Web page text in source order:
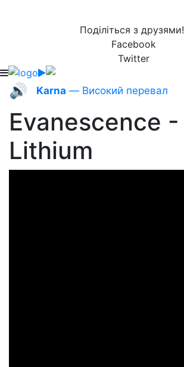
Поділіться з друзями!
Facebook
Twitter
🔊 Karna — Високий перевал
Evanescence -
Lithium